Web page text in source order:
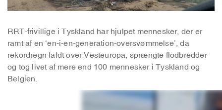
RRT-frivillige i Tyskland har hjulpet mennesker, der er
ramt af en ‘en-i-en-generation-oversvømmelse’, da
rekordregn faldt over Vesteuropa, sprængte flodbredder
og tog livet af mere end 100 mennesker i Tyskland og
Belgien.